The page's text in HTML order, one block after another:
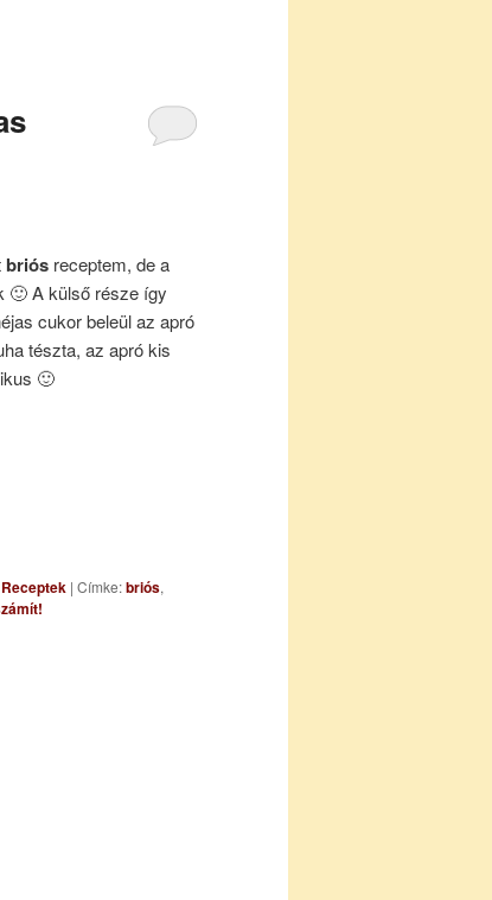
briós receptem, de a
🙂 A külső része így
cukor beleül az apró
tészta, az apró kis
🙂
Receptek | Címke:briós,